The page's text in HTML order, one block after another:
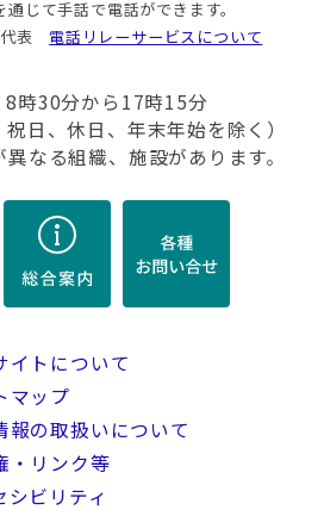
じて手話で電話ができます。
表 電話リレーサービスについて
8時30分から17時15分
祝日、休日、年末年始を除く）
なる組織、施設があります。
イトについて
マップ
報の取扱いについて
・リンク等
シビリティ